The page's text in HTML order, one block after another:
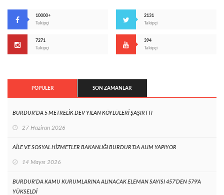
10000+
Takipçi
2131
Takipçi
7271
Takipçi
394
Takipçi
POPÜLER SON ZAMANLAR
BURDUR’DA 5 METRELİK DEV YILAN KÖYLÜLERİ ŞAŞIRTTI
27 Haziran 2026
AİLE VE SOSYAL HİZMETLER BAKANLIĞI BURDUR’DA ALIM YAPIYOR
14 Mayıs 2026
BURDUR’DA KAMU KURUMLARINA ALINACAK ELEMAN SAYISI 457’DEN 579’A
YÜKSELDİ